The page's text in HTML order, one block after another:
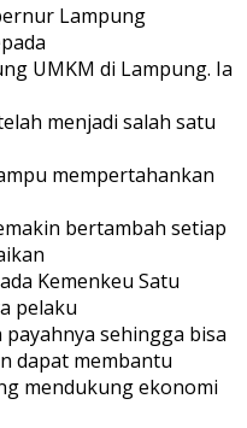
Lampung
UMKM di Lampung. Ia
menjadi salah satu
mempertahankan
bertambah setiap
Kemenkeu Satu
pelaku
sehingga bisa
dapat membantu
mendukung ekonomi